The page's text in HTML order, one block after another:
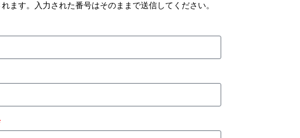
ます。入力された番号はそのままで送信してください。